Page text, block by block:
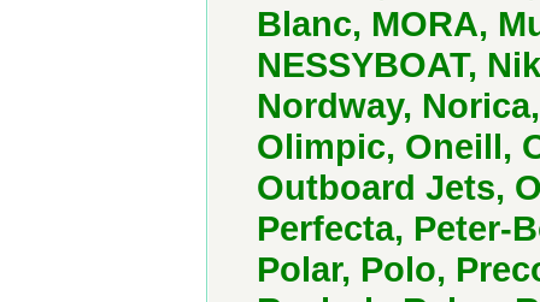
Blanc, MORA,
NESSYBOAT,
Nordway,
Olimpic, Oneill,
Outboard Jets,
Perfecta, Peter-
Polar, Polo,